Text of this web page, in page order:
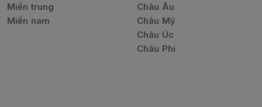
Miền trung
Miền nam
Châu Âu
Châu Mỹ
Châu Úc
Châu Phi